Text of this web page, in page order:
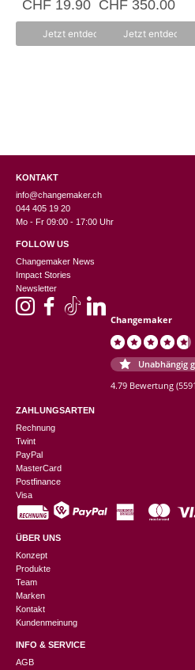
von 5
CHF19.90
Jetzt entdecken
v
CHF350.00
Jetzt entdecken
KONTAKT
info@changemaker.ch
044 405 19 20
Mo - Fr 09:00 - 17:00 Uhr
FOLLOW US
Changemaker News
Impact Stories
Newsletter
Changemaker
Unabhängig
4.79 Bewertung
ZAHLUNGSARTEN
Rechnung
Twint
PayPal
MasterCard
Postfinance
Visa
ÜBER UNS
Konzept
Produkte
Team
Marken
Kontakt
Kundenmeinung
INFO & SERVICE
AGB